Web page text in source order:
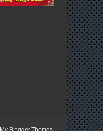
My Blogger Themes